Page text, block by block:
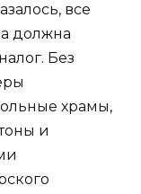
все
должна
Без
храмы,
и